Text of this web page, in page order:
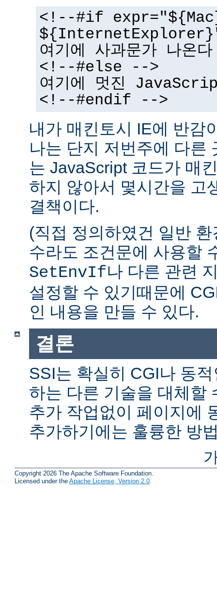
<!--#if
여기에 사과문가 나온다
<!--#else -->
여기에 멋진
<!--#endif -->
내가 매킨토시 IE에 반감
나는 단지 저번주에 다른
는 JavaScript 코드가 매
하지 않아서 몇시간을 고
결책이다.
(직접 정의하였건 일반
수라도 조건문에 사용할
SetEnvIf나 다른 관련
설정할 수 있기때문에
인 내용을 만들 수 있다.
결론
SSI는 확실히 CGI나 동
하는 다른 기술을 대체할
추가 작업없이 페이지에
추가하기에는 훌륭한 방
Copyright 2026 The Apache Software Foundation.
Licensed under the Apache License, Version 2.0